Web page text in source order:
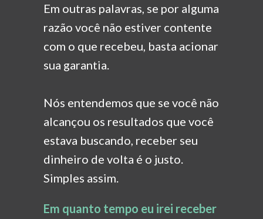
Em outras palavras, se por alguma
razão você não estiver contente
com o que recebeu, basta acionar
sua garantia.
Nós entendemos que se você não
alcançou os resultados que você
estava buscando, receber seu
dinheiro de volta é o justo.
Simples assim.
Em quanto tempo eu irei receber